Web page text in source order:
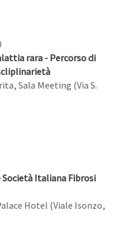
rara - Percorso di
Sala Meeting (Via S.
Società Italiana Fibrosi
Hotel (Viale Isonzo,